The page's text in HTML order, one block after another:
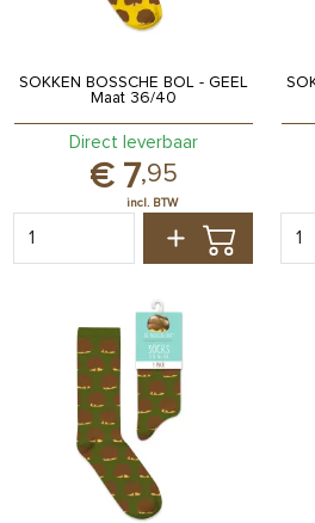
SOKKEN BOSSCHE BOL - GEEL
Maat 36/40
7,95
Direct leverbaar